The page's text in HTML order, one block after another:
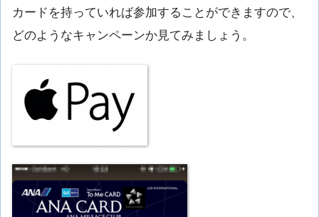
カードを持っていれば参加することができますので、
どのようなキャンペーンか見てみましょう。